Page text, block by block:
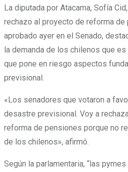
La diputada por Atacama, Sofía
rechazo al proyecto de reforma
aprobado ayer en el Senado,
la demanda de los chilenos que
que pone en riesgo aspectos
previsional.
«Los senadores que votaron a
desastre previsional. Voy a
reforma de pensiones porque no
de los chilenos», afirmó.
Según la parlamentaria, “las